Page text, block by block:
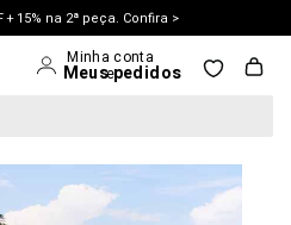
+ 15% na 2ª peça. Confira >